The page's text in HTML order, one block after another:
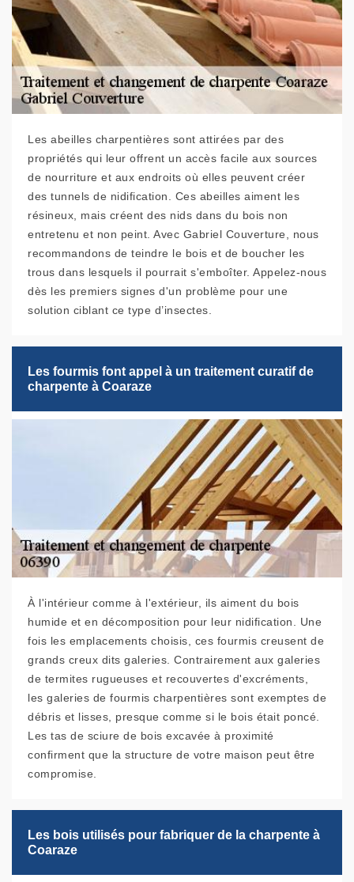
Les abeilles charpentières sont attirées par des
propriétés qui leur offrent un accès facile aux sources
de nourriture et aux endroits où elles peuvent créer
des tunnels de nidification. Ces abeilles aiment les
résineux, mais créent des nids dans du bois non
entretenu et non peint. Avec Gabriel Couverture, nous
recommandons de teindre le bois et de boucher les
trous dans lesquels il pourrait s'emboîter. Appelez-nous
dès les premiers signes d'un problème pour une
solution ciblant ce type d’insectes.
Les fourmis font appel à un traitement curatif de
charpente à Coaraze
À l'intérieur comme à l'extérieur, ils aiment du bois
humide et en décomposition pour leur nidification. Une
fois les emplacements choisis, ces fourmis creusent de
grands creux dits galeries. Contrairement aux galeries
de termites rugueuses et recouvertes d'excréments,
les galeries de fourmis charpentières sont exemptes de
débris et lisses, presque comme si le bois était poncé.
Les tas de sciure de bois excavée à proximité
confirment que la structure de votre maison peut être
compromise.
Les bois utilisés pour fabriquer de la charpente à
Coaraze